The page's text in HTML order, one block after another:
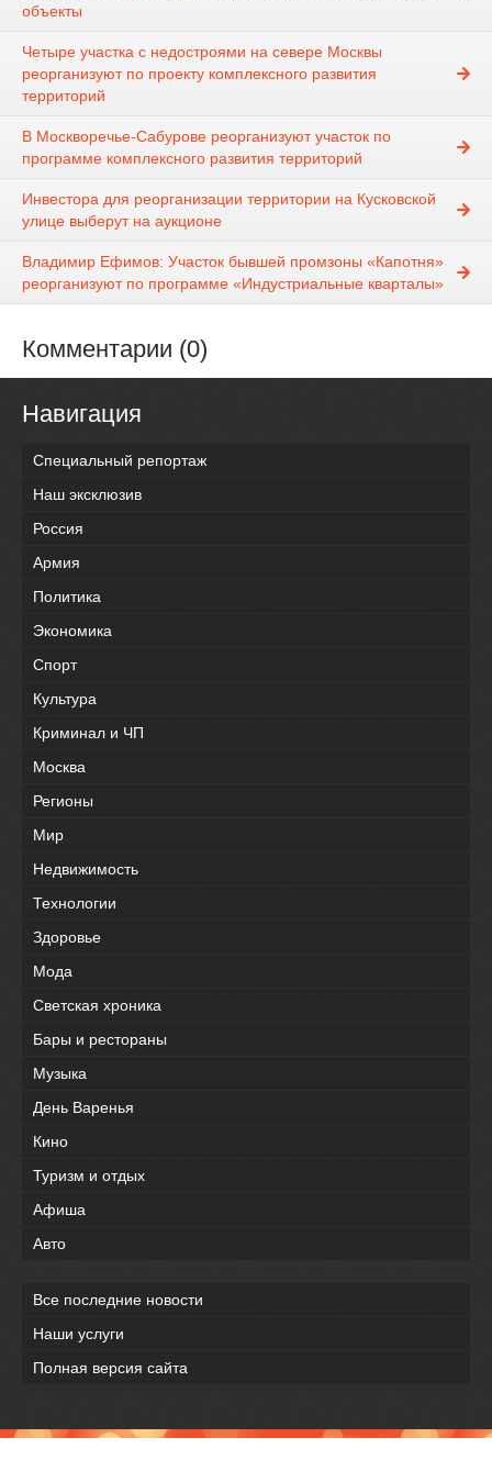
объекты
Четыре участка с недостроями на севере Москвы
реорганизуют по проекту комплексного развития
территорий
В Москворечье-Сабурове реорганизуют участок по
программе комплексного развития территорий
Инвестора для реорганизации территории на Кусковской
улице выберут на аукционе
Владимир Ефимов: Участок бывшей промзоны «Капотня»
реорганизуют по программе «Индустриальные кварталы»
Комментарии (0)
Навигация
Специальный репортаж
Наш эксклюзив
Россия
Армия
Политика
Экономика
Спорт
Культура
Криминал и ЧП
Москва
Регионы
Мир
Недвижимость
Технологии
Здоровье
Мода
Светская хроника
Бары и рестораны
Музыка
День Варенья
Кино
Туризм и отдых
Афиша
Авто
Все последние новости
Наши услуги
Полная версия сайта